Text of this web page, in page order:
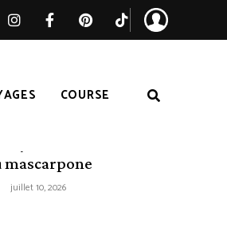
COURSE
mascarpone
juillet 10, 2026